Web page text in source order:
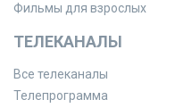
Фильмы для взрослых
ТЕЛЕКАНАЛЫ
Все телеканалы
Телепрограмма